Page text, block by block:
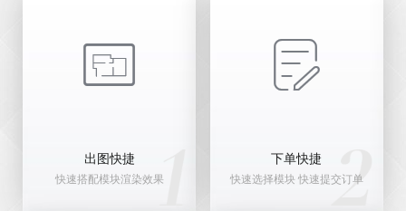

出图快捷
快速搭配模块渲染效果

下单快捷
快速选择模块 快速提交订单